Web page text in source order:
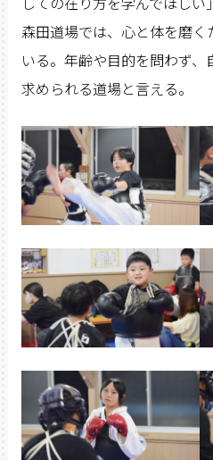
森田道場では、心と体を磨
いる。年齢や目的を問わず
求められる道場と言える。